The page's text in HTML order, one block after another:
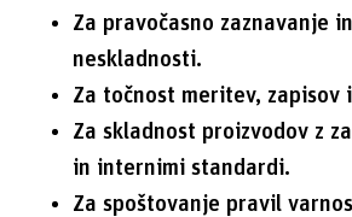
Za pravočasno zaznavanje
neskladnosti.
Za točnost meritev, zapisov
Za skladnost proizvodov z
in internimi standardi.
Za spoštovanje pravil